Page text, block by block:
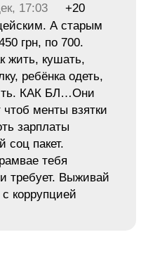
17:03
+20
А старым
грн, по 700.
жить, кушать,
ребёнка одеть,
КАК БЛ…Они
менты взятки
зарплаты
соц пакет.
тебя
требует. Выживай
коррупцией